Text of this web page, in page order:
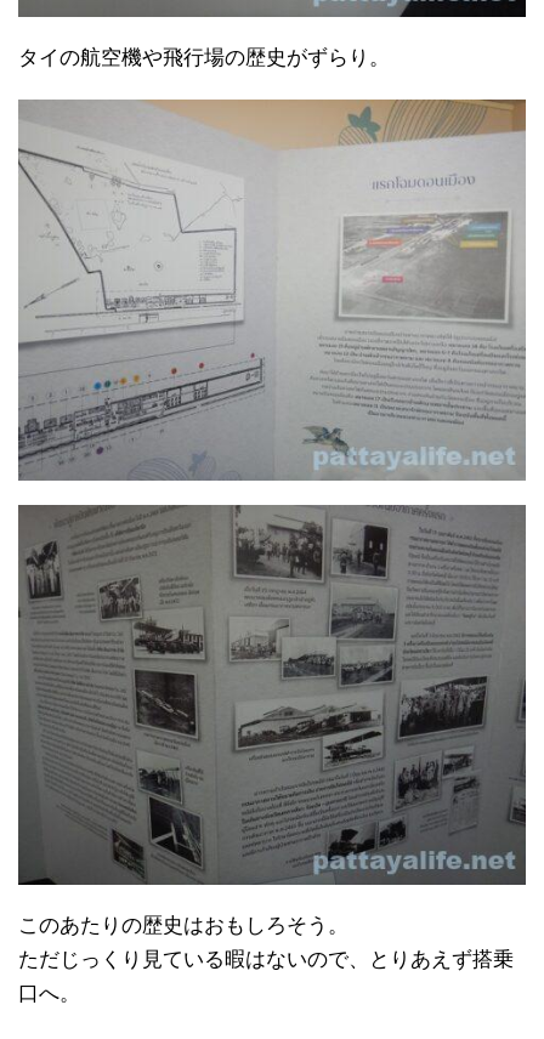
タイの航空機や飛行場の歴史がずらり。
このあたりの歴史はおもしろそう。
ただじっくり見ている暇はないので、とりあえず搭乗
口へ。